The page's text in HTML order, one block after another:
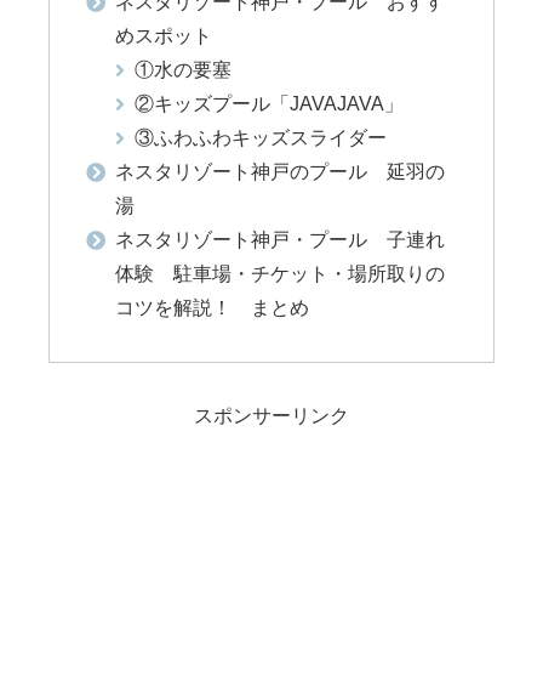
めスポット
①水の要塞
②キッズプール「JAVAJAVA」
③ふわふわキッズスライダー
ネスタリゾート神戸のプール 延羽の
湯
ネスタリゾート神戸・プール 子連れ
体験 駐車場・チケット・場所取りの
コツを解説！ まとめ
スポンサーリンク